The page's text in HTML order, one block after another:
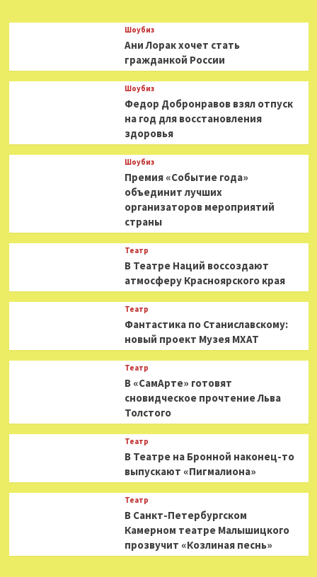
о
госпитализации
Шоубиз
Ани Лорак хочет стать
гражданкой России
Шоубиз
Федор Добронравов взял отпуск
на год для восстановления
здоровья
Шоубиз
Премия «Событие года»
объединит лучших
организаторов мероприятий
страны
Театр
В Театре Наций воссоздают
атмосферу Красноярского края
Театр
Фантастика по Станиславскому:
новый проект Музея МХАТ
Театр
В «СамАрте» готовят
сновидческое прочтение Льва
Толстого
Театр
В Театре на Бронной наконец-то
выпускают «Пигмалиона»
Театр
В Санкт-Петербургском
Камерном театре Малышицкого
прозвучит «Козлиная песнь»